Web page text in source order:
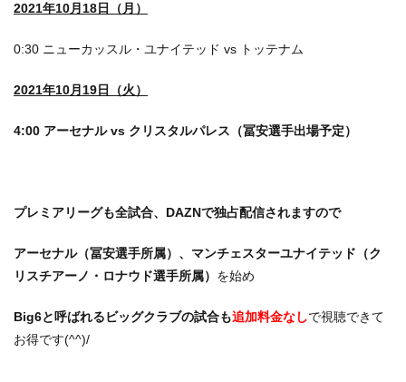
2021年10月18日（月）
0:30 ニューカッスル・ユナイテッド vs トッテナム
2021年10月19日（火）
4:00 アーセナル vs クリスタルパレス（冨安選手出場予定）
プレミアリーグも全試合、DAZNで独占配信されますので
アーセナル（冨安選手所属）、マンチェスターユナイテッド（ク
リスチアーノ・ロナウド選手所属） を始め
Big6と呼ばれるビッグクラブの試合も追加料金なしで視聴できて
お得です(^^)/